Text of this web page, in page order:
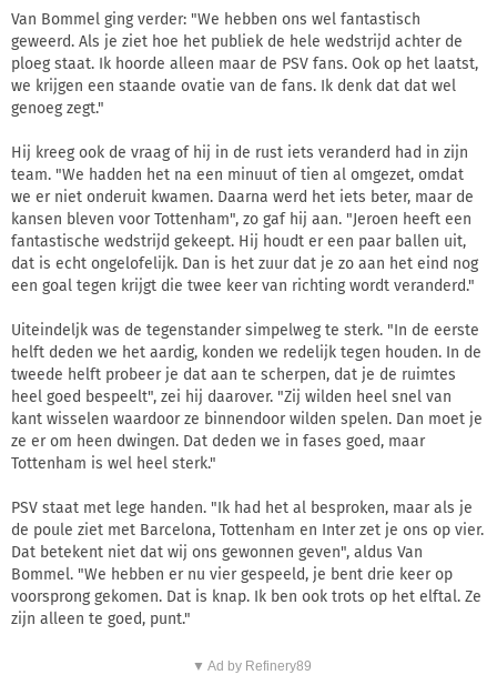
Van Bommel ging verder: "We hebben ons wel fantastisch
geweerd. Als je ziet hoe het publiek de hele wedstrijd achter de
ploeg staat. Ik hoorde alleen maar de PSV fans. Ook op het laatst,
we krijgen een staande ovatie van de fans. Ik denk dat dat wel
genoeg zegt."
Hij kreeg ook de vraag of hij in de rust iets veranderd had in zijn
team. "We hadden het na een minuut of tien al omgezet, omdat
we er niet onderuit kwamen. Daarna werd het iets beter, maar de
kansen bleven voor Tottenham", zo gaf hij aan. "Jeroen heeft een
fantastische wedstrijd gekeept. Hij houdt er een paar ballen uit,
dat is echt ongelofelijk. Dan is het zuur dat je zo aan het eind nog
een goal tegen krijgt die twee keer van richting wordt veranderd."
Uiteindeljk was de tegenstander simpelweg te sterk. "In de eerste
helft deden we het aardig, konden we redelijk tegen houden. In de
tweede helft probeer je dat aan te scherpen, dat je de ruimtes
heel goed bespeelt", zei hij daarover. "Zij wilden heel snel van
kant wisselen waardoor ze binnendoor wilden spelen. Dan moet je
ze er om heen dwingen. Dat deden we in fases goed, maar
Tottenham is wel heel sterk."
PSV staat met lege handen. "Ik had het al besproken, maar als je
de poule ziet met Barcelona, Tottenham en Inter zet je ons op vier.
Dat betekent niet dat wij ons gewonnen geven", aldus Van
Bommel. "We hebben er nu vier gespeeld, je bent drie keer op
voorsprong gekomen. Dat is knap. Ik ben ook trots op het elftal. Ze
zijn alleen te goed, punt."
▼ Ad by Refinery89